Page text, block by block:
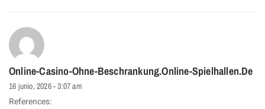
Online-Casino-Ohne-Beschrankung.online-Spielhallen.de
16 junio, 2026 - 3:07 am
References: